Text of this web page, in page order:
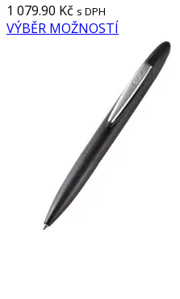
1 079.90 Kč s DPH
VÝBĚR MOŽNOSTÍ